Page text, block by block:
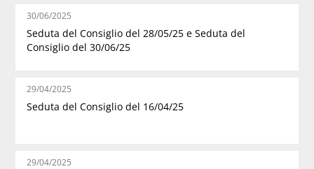
30/06/2025
Seduta del Consiglio del 28/05/25 e Seduta del
Consiglio del 30/06/25
29/04/2025
Seduta del Consiglio del 16/04/25
29/04/2025